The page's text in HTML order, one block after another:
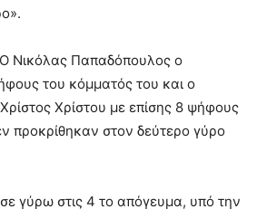
Νικόλας Παπαδόπουλος ο
του κόμματός του και ο
Χρίστου με επίσης 8 ψήφους
προκρίθηκαν στον δεύτερο γύρο
γύρω στις 4 το απόγευμα, υπό την